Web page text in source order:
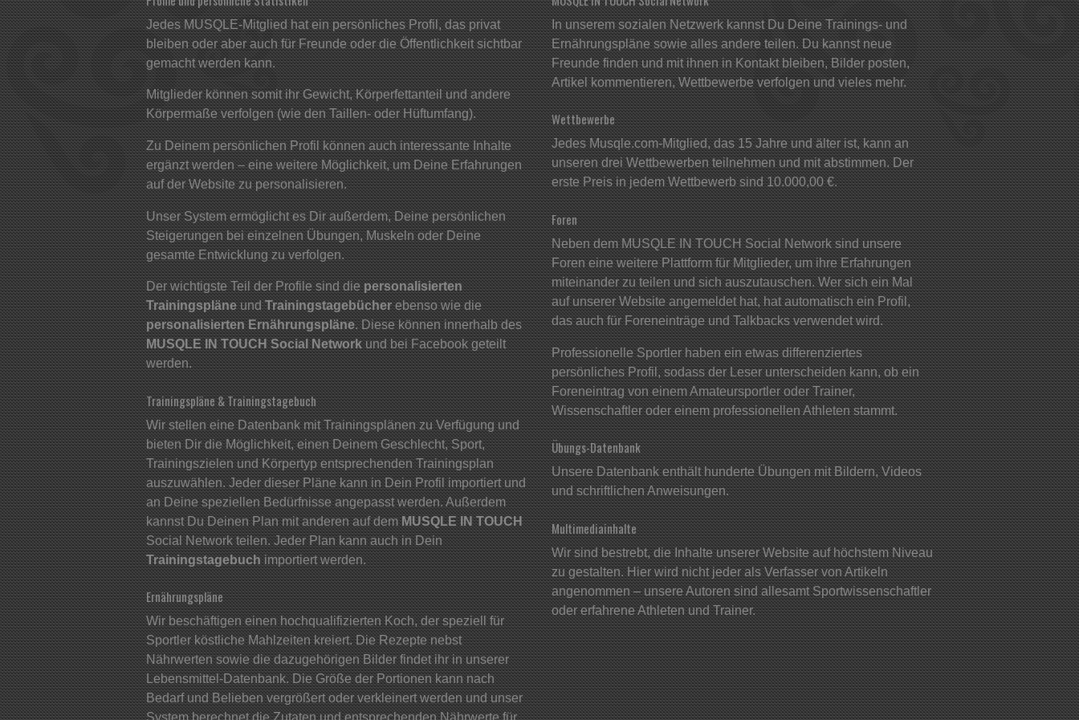
Jedes MUSQLE-Mitglied hat ein persönliches Profil, das privat
bleiben oder aber auch für Freunde oder die Öffentlichkeit sichtbar
gemacht werden kann.
Mitglieder können somit ihr Gewicht, Körperfettanteil und andere
Körpermaße verfolgen (wie den Taillen- oder Hüftumfang).
Zu Deinem persönlichen Profil können auch interessante Inhalte
ergänzt werden – eine weitere Möglichkeit, um Deine Erfahrungen
auf der Website zu personalisieren.
Unser System ermöglicht es Dir außerdem, Deine persönlichen
Steigerungen bei einzelnen Übungen, Muskeln oder Deine
gesamte Entwicklung zu verfolgen.
Der wichtigste Teil der Profile sind diepersonalisierten
TrainingspläneundTrainingstagebücherebenso wie die
personalisierten Ernährungspläne. Diese können innerhalb des
MUSQLE IN TOUCH Social Networkund bei Facebook geteilt
werden.
Trainingspläne & Trainingstagebuch
Wir stellen eine Datenbank mit Trainingsplänen zu Verfügung und
bieten Dir die Möglichkeit, einen Deinem Geschlecht, Sport,
Trainingszielen und Körpertyp entsprechenden Trainingsplan
auszuwählen. Jeder dieser Pläne kann in Dein Profil importiert und
an Deine speziellen Bedürfnisse angepasst werden. Außerdem
kannst Du Deinen Plan mit anderen auf demMUSQLE IN TOUCH
Social Network teilen. Jeder Plan kann auch in Dein
Trainingstagebuchimportiert werden.
Ernährungspläne
Wir beschäftigen einen hochqualifizierten Koch, der speziell für
Sportler köstliche Mahlzeiten kreiert. Die Rezepte nebst
Nährwerten sowie die dazugehörigen Bilder findet ihr in unserer
Lebensmittel-Datenbank. Die Größe der Portionen kann nach
Bedarf und Belieben vergrößert oder verkleinert werden und unser
In unserem sozialen Netzwerk kannst Du Deine Trainings- und
Ernährungspläne sowie alles andere teilen. Du kannst neue
Freunde finden und mit ihnen in Kontakt bleiben, Bilder posten,
Artikel kommentieren, Wettbewerbe verfolgen und vieles mehr.
Wettbewerbe
Jedes Musqle.com-Mitglied, das 15 Jahre und älter ist, kann an
unseren drei Wettbewerben teilnehmen und mit abstimmen. Der
erste Preis in jedem Wettbewerb sind 10.000,00 €.
Foren
Neben dem MUSQLE IN TOUCH Social Network sind unsere
Foren eine weitere Plattform für Mitglieder, um ihre Erfahrungen
miteinander zu teilen und sich auszutauschen. Wer sich ein Mal
auf unserer Website angemeldet hat, hat automatisch ein Profil,
das auch für Foreneinträge und Talkbacks verwendet wird.
Professionelle Sportler haben ein etwas differenziertes
persönliches Profil, sodass der Leser unterscheiden kann, ob ein
Foreneintrag von einem Amateursportler oder Trainer,
Wissenschaftler oder einem professionellen Athleten stammt.
Übungs-Datenbank
Unsere Datenbank enthält hunderte Übungen mit Bildern, Videos
und schriftlichen Anweisungen.
Multimediainhalte
Wir sind bestrebt, die Inhalte unserer Website auf höchstem Niveau
zu gestalten. Hier wird nicht jeder als Verfasser von Artikeln
angenommen – unsere Autoren sind allesamt Sportwissenschaftler
oder erfahrene Athleten und Trainer.